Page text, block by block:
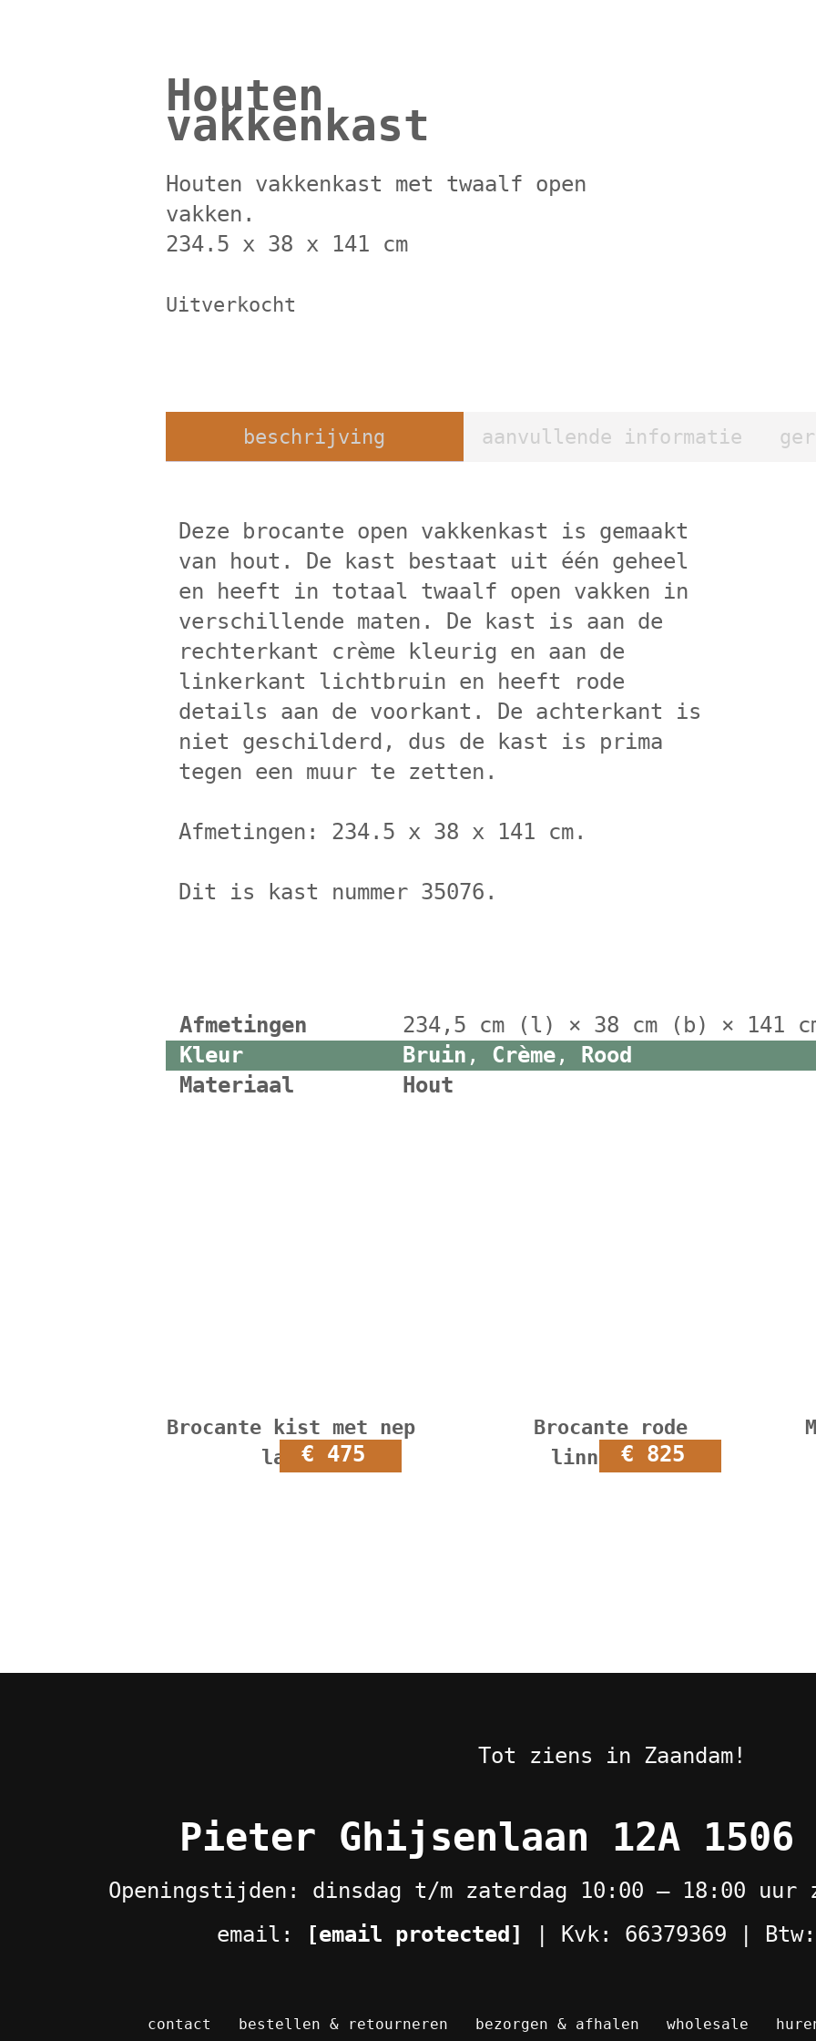
Houten
vakkenkast
Houten vakkenkast met twaalf open
vakken.
234.5 x 38 x 141 cm
Uitverkocht
beschrijving aanvullende informatie
Deze brocante open vakkenkast is gemaakt
van hout. De kast bestaat uit één geheel
en heeft in totaal twaalf open vakken in
verschillende maten. De kast is aan de
rechterkant crème kleurig en aan de
linkerkant lichtbruin en heeft rode
details aan de voorkant. De achterkant is
niet geschilderd, dus de kast is prima
tegen een muur te zetten.
Afmetingen: 234.5 x 38 x 141 cm.
Dit is kast nummer 35076.
Afmetingen
234,5 cm (l) × 38 cm (b) × 141
Kleur
Bruin , Crème,
Rood
Materiaal
Hout
Brocante kist met nep
lades€ 475
Brocante rode
linnenkast
€ 825
Tot ziens in Zaandam!
Pieter Ghijsenlaan 12A 1506
Openingstijden: dinsdag t/m zaterdag 10:00 – 18:00 uur
email:
[email protected] | Kvk: 66379369 | Btw:
contact bestellen & retourneren bezorgen & afhalen wholesale